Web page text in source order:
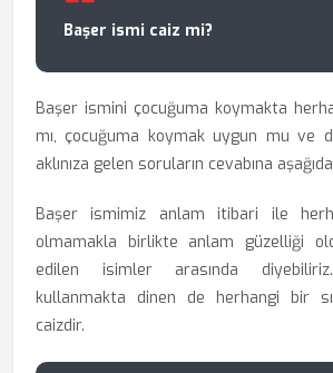
Başer ismi caiz mi?
Başer ismini çocuğuma koymakta
mı, çocuğuma koymak uygun mu ve
aklınıza gelen soruların cevabına
Başer ismimiz anlam itibari ile
olmamakla birlikte anlam güzelliği
edilen isimler arasında
kullanmakta dinen de herhangi bir
caizdir.